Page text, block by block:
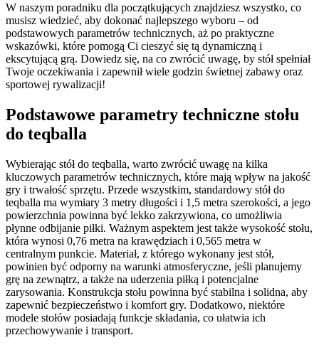
W naszym poradniku dla początkujących znajdziesz wszystko, co
musisz wiedzieć, aby dokonać najlepszego wyboru – od
podstawowych parametrów technicznych, aż po praktyczne
wskazówki, które pomogą Ci cieszyć się tą dynamiczną i
ekscytującą grą. Dowiedz się, na co zwrócić uwagę, by stół spełniał
Twoje oczekiwania i zapewnił wiele godzin świetnej zabawy oraz
sportowej rywalizacji!
Podstawowe parametry techniczne stołu
do teqballa
Wybierając stół do teqballa, warto zwrócić uwagę na kilka
kluczowych parametrów technicznych, które mają wpływ na jakość
gry i trwałość sprzętu. Przede wszystkim, standardowy stół do
teqballa ma wymiary 3 metry długości i 1,5 metra szerokości, a jego
powierzchnia powinna być lekko zakrzywiona, co umożliwia
płynne odbijanie piłki. Ważnym aspektem jest także wysokość stołu,
która wynosi 0,76 metra na krawędziach i 0,565 metra w
centralnym punkcie. Materiał, z którego wykonany jest stół,
powinien być odporny na warunki atmosferyczne, jeśli planujemy
grę na zewnątrz, a także na uderzenia piłką i potencjalne
zarysowania. Konstrukcja stołu powinna być stabilna i solidna, aby
zapewnić bezpieczeństwo i komfort gry. Dodatkowo, niektóre
modele stołów posiadają funkcje składania, co ułatwia ich
przechowywanie i transport.